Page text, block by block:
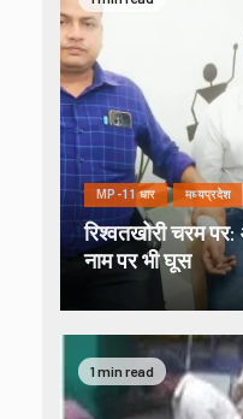
MP-11 धार मध्यप्रदेश
रिश्वतखोरी चरम
नाम पर भी घूस
1 min read